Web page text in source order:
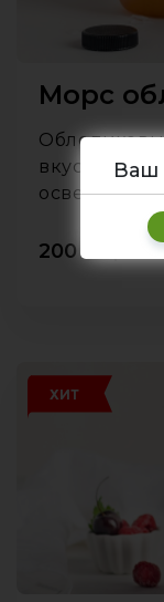
Морс
вкусный
200 1 л
ХИТ
Ваш